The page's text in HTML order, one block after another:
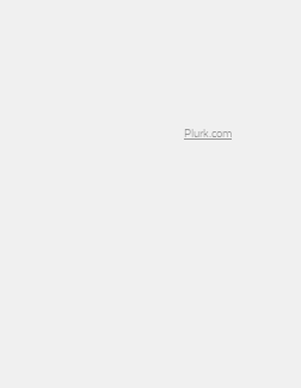
Plurk.com